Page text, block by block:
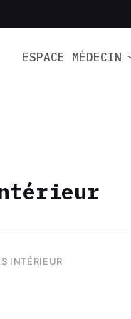
ESPACE MÉDECIN
INTÉRIEUR